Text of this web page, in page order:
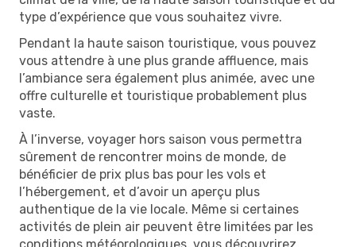
type d’expérience que vous souhaitez vivre.
Pendant la haute saison touristique, vous pouvez
vous attendre à une plus grande affluence, mais
l’ambiance sera également plus animée, avec une
offre culturelle et touristique probablement plus
vaste.
À l’inverse, voyager hors saison vous permettra
sûrement de rencontrer moins de monde, de
bénéficier de prix plus bas pour les vols et
l’hébergement, et d’avoir un aperçu plus
authentique de la vie locale. Même si certaines
activités de plein air peuvent être limitées par les